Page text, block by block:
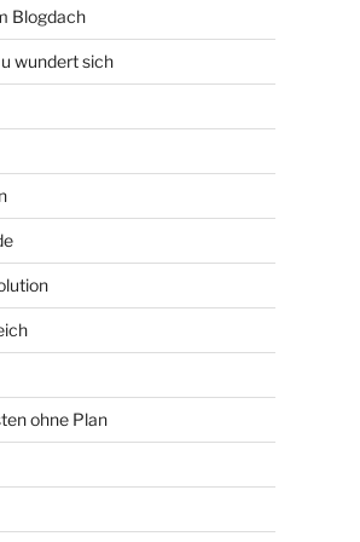
Blogdach
wundert sich
ohne Plan